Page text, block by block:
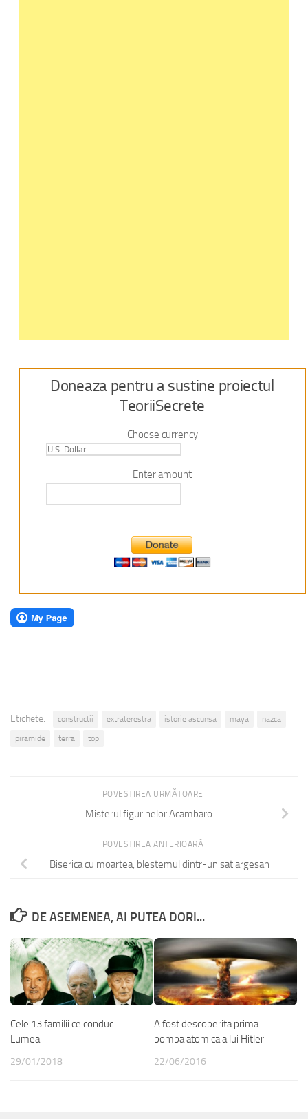
Doneaza pentru a sustine proiectul
TeoriiSecrete
Choose currency
Enter amount
Etichete: constructii extraterestra istorie ascunsa maya
nazca
piramide
terra top
POVESTIREA URMĂTOARE
Misterul figurinelor Acambaro
POVESTIREA ANTERIOARĂ
Biserica cu moartea, blestemul dintr-un sat argesan
DE ASEMENEA, AI PUTEA DORI...
Cele 13 familii ce conduc
Lumea
29/01/2018
A fost descoperita prima
bomba atomica a lui Hitler
22/06/2016